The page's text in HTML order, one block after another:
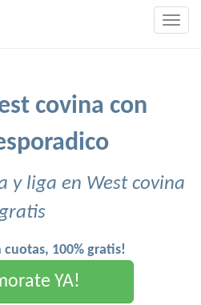
covina con
y liga en West covina
cuotas, 100% gratis!
YA!